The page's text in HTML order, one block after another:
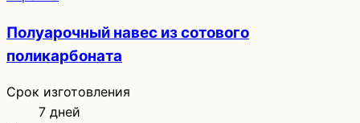
Полуарочный навес из сотового
поликарбоната
Срок изготовления
7 дней